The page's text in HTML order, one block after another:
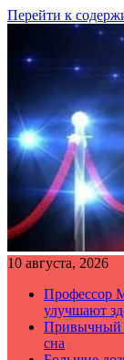
Перейти к
10 августа, 2026
Профессор
улучшают
Привычный
сна